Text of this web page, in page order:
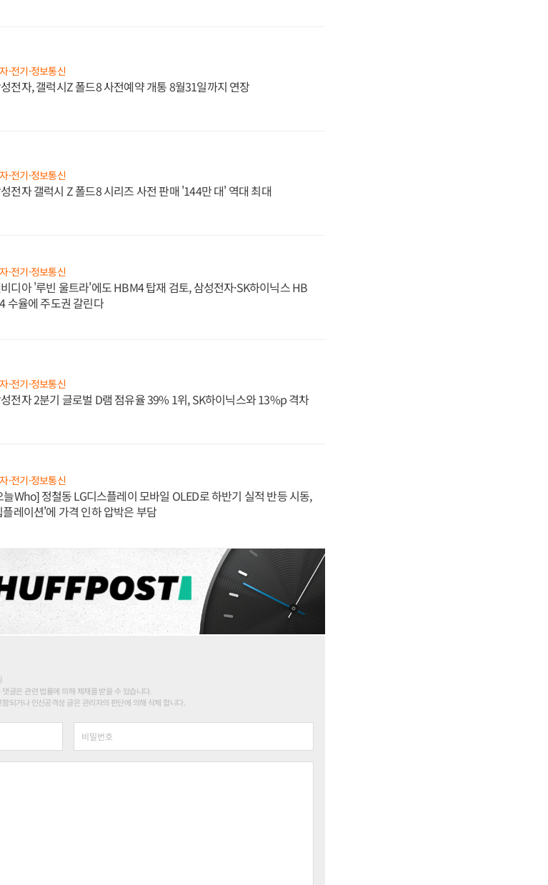
·전기·정보통신
전자, 갤럭시Z 폴드8 사전예약 개통 8월31일까지 연장
·전기·정보통신
전자 갤럭시 Z 폴드8 시리즈 사전 판매 '144만 대' 역대 최대
·전기·정보통신
디아 '루빈 울트라'에도 HBM4 탑재 검토, 삼성전자·SK하이닉스 HB
수율에 주도권 갈린다
·전기·정보통신
전자 2분기 글로벌 D램 점유율 39% 1위, SK하이닉스와 13%p 격차
·전기·정보통신
늘Who] 정철동 LG디스플레이 모바일 OLED로 하반기 실적 반등 시동,
플레이션'에 가격 인하 압박은 부담
글은 관련 법률에 의해 제재를 받을 수 있습니다.
되거나 인신공격성 글은 관리자의 판단에 의해 삭제 합니다.